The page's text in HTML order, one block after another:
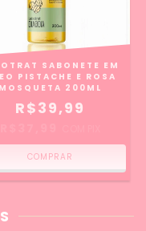
SABONETE EM
PISTACHE E ROSA
MOSQUETA 200ML
R$39,99